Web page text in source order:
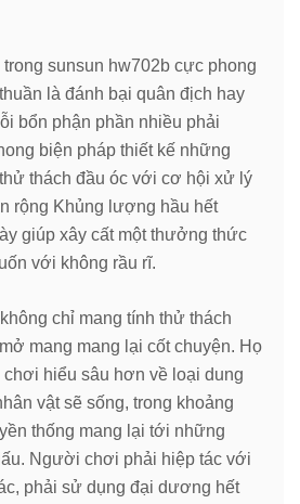
sunsun hw702b cực phong
là đánh bại quân địch hay
bổn phận phần nhiều phải
biện pháp thiết kế những
thách đầu óc với cơ hội xử lý
rộng Khủng lượng hầu hết
giúp xây cất một thưởng thức
với không rầu rĩ.
chỉ mang tính thử thách
mang mang lại cốt chuyện. Họ
hiểu sâu hơn về loại dung
vật sẽ sống, trong khoảng
thống mang lại tới những
Người chơi phải hiệp tác với
phải sử dụng đại dương hết